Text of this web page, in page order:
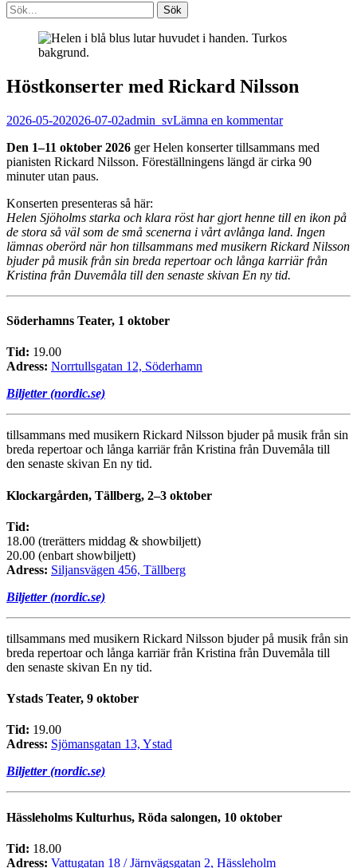
Search
Sök
efter:
Höstkonserter med Rickard Nilsson
Publicerat
2026-05-202026-07-02Författare
admin_svLämna en kommentar
Den 1–11 oktober 2026 ger Helen konserter tillsammans med
pianisten Rickard Nilsson. Föreställningens längd är cirka 90
minuter utan paus.
Konserten presenteras så här:
Helen Sjöholms starka och klara röst har gjort henne till en ikon på
de stora så väl som de små scenerna i vårt avlånga land. Ingen
lämnas oberörd när hon tillsammans med musikern Rickard Nilsson
bjuder på musik från sin breda repertoar och långa karriär från
Kristina från Duvemåla till den senaste skivan En ny tid.
Söderhamns Teater, 1 oktober
Tid: 19.00
Adress: Norrtullsgatan 12, Söderhamn
Biljetter (nordic.se)
tillsammans med musikern Rickard Nilsson bjuder på musik från sin
breda repertoar och långa karriär från Kristina från Duvemåla till
den senaste skivan En ny tid.
Klockargården, Tällberg, 2–3 oktober
Tid:
18.00 (trerätters middag & showbiljett)
20.00 (enbart showbiljett)
Adress: Siljansvägen 456, Tällberg
Biljetter (nordic.se)
tillsammans med musikern Rickard Nilsson bjuder på musik från sin
breda repertoar och långa karriär från Kristina från Duvemåla till
den senaste skivan En ny tid.
Ystads Teater, 9 oktober
Tid: 19.00
Adress: Sjömansgatan 13, Ystad
Biljetter (nordic.se)
Hässleholms Kulturhus, Röda salongen, 10 oktober
Tid: 18.00
Adress: Vattugatan 18 / Järnvägsgatan 2, Hässleholm